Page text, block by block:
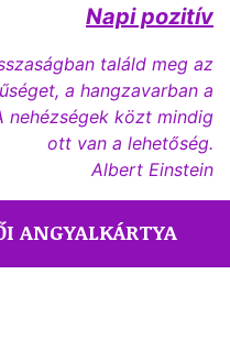
Napi pozitív
találd meg az
a hangzavarban a
nehézségek közt mindig
ott van a lehetőség.
Albert Einstein
ANGYALKÁRTYA